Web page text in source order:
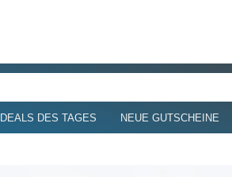
DEALS DES TAGES NEUE GUTSCHEINE